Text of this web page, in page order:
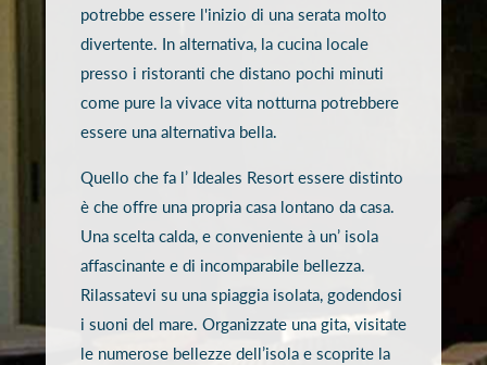
potrebbe essere l'inizio di una serata molto
divertente. In alternativa, la cucina locale
presso i ristoranti che distano pochi minuti
come pure la vivace vita notturna potrebbere
essere una alternativa bella.
Quello che fa l’ Ideales Resort essere distinto
è che offre una propria casa lontano da casa.
Una scelta calda, e conveniente à un’ isola
affascinante e di incomparabile bellezza.
Rilassatevi su una spiaggia isolata, godendosi
i suoni del mare. Organizzate una gita, visitate
le numerose bellezze dell’isola e scoprite la